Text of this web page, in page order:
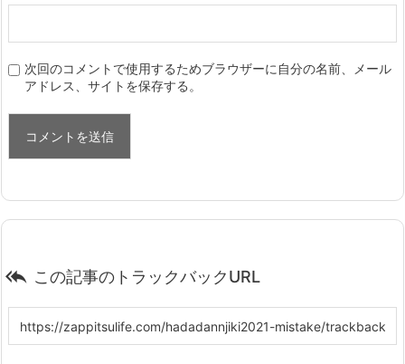
次回のコメントで使用するためブラウザーに自分の名前、メール
アドレス、サイトを保存する。
 この記事のトラックバックURL